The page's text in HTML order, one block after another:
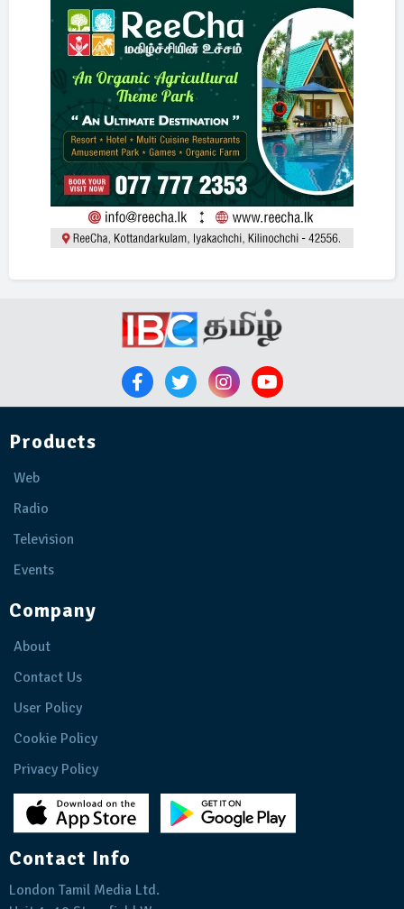
Products
Web
Radio
Television
Events
Company
About
Contact Us
User Policy
Cookie Policy
Privacy Policy
Contact Info
London Tamil Media Ltd.